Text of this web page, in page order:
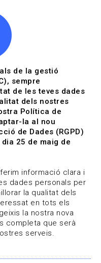
dia
del sector de la
de la gestió
sempre
de les teves dades
dels nostres
Política de
la al nou
de Dades (RGPD)
25 de maig de
informació clara i
dades personals per
la qualitat dels
en tots els
la nostra nova
completa que serà
serveis.